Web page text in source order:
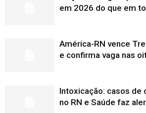
em 2026 do que em
América-RN vence
e confirma vaga nas
Intoxicação: casos de
no RN e Saúde faz